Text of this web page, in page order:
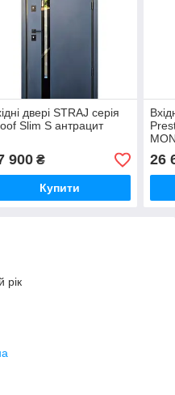
двері STRAJ серія
Slim S антрацит
900₴
Купити
26
рік